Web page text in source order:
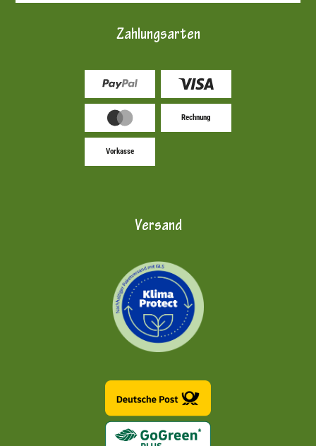
Zahlungsarten
Rechnung
Vorkasse
Versand